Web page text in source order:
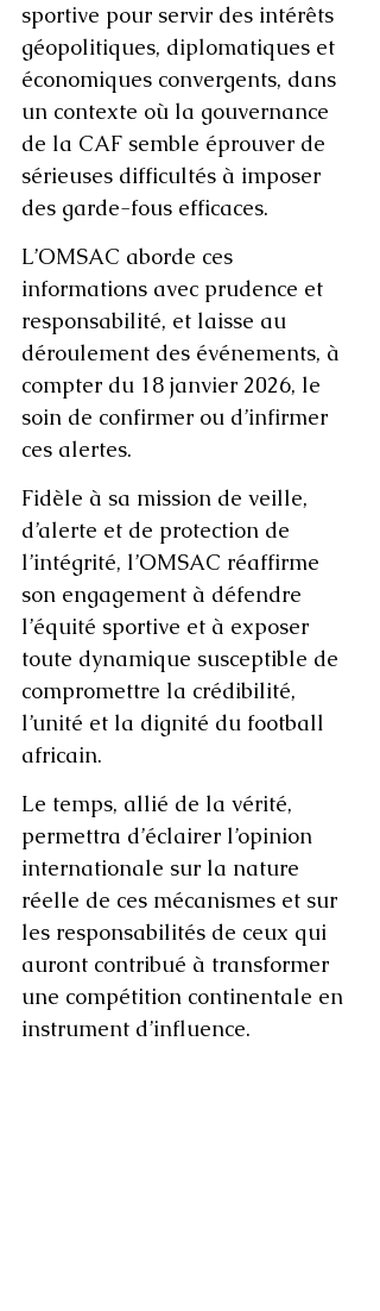
sportive pour servir des intérêts
géopolitiques, diplomatiques et
économiques convergents, dans
un contexte où la gouvernance
de la CAF semble éprouver de
sérieuses difficultés à imposer
des garde-fous efficaces.
L’OMSAC aborde ces
informations avec prudence et
responsabilité, et laisse au
déroulement des événements, à
compter du 18 janvier 2026, le
soin de confirmer ou d’infirmer
ces alertes.
Fidèle à sa mission de veille,
d’alerte et de protection de
l’intégrité, l’OMSAC réaffirme
son engagement à défendre
l’équité sportive et à exposer
toute dynamique susceptible de
compromettre la crédibilité,
l’unité et la dignité du football
africain.
Le temps, allié de la vérité,
permettra d’éclairer l’opinion
internationale sur la nature
réelle de ces mécanismes et sur
les responsabilités de ceux qui
auront contribué à transformer
une compétition continentale en
instrument d’influence.